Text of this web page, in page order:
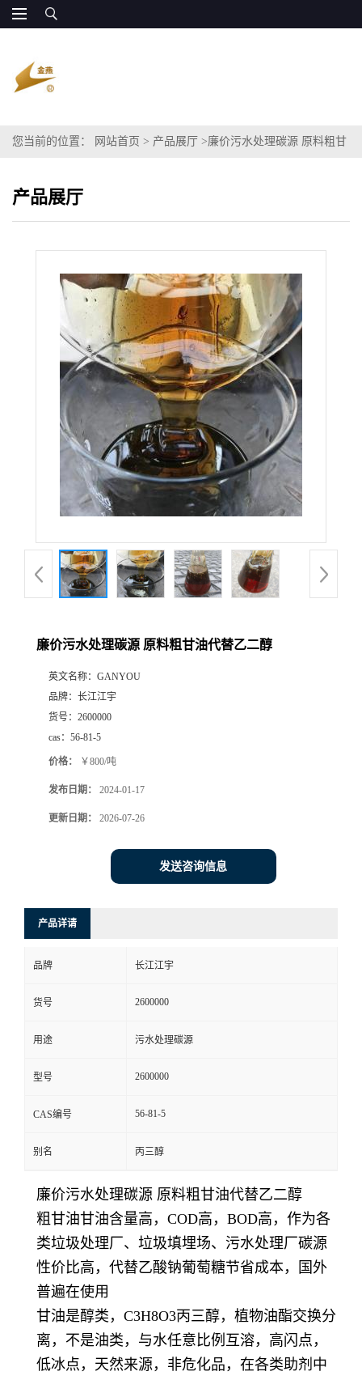
您当前的位置： 网站首页 > 产品展厅 >廉价污水处理碳源 原料粗甘
产品展厅
廉价污水处理碳源 原料粗甘油代替乙二醇
英文名称： GANYOU
品牌： 长江江宇
货号： 2600000
cas： 56-81-5
价格： ￥800/吨
发布日期： 2024-01-17
更新日期： 2026-07-26
发送咨询信息
产品详请
品牌 长江江宇
货号 2600000
用途 污水处理碳源
型号 2600000
CAS编号 56-81-5
别名 丙三醇
廉价污水处理碳源 原料粗甘油代替乙二醇
粗甘油甘油含量高，COD高，BOD高，作为各
类垃圾处理厂、垃圾填埋场、污水处理厂碳源
性价比高，代替乙酸钠葡萄糖节省成本，国外
普遍在使用
甘油是醇类，C3H8O3丙三醇，植物油酯交换分
离，不是油类，与水任意比例互溶，高闪点，
低冰点，天然来源，非危化品，在各类助剂中